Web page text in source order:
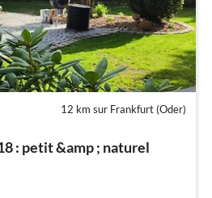
12 km sur Frankfurt (Oder)
: petit &amp ; naturel